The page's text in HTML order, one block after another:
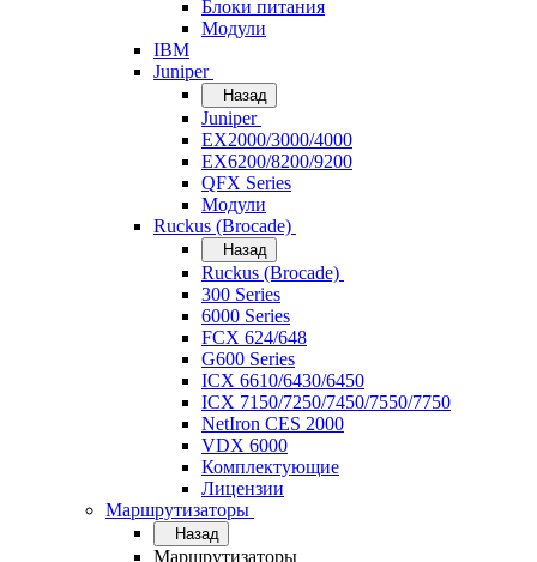
Блоки питания
Модули
IBM
Juniper
Назад
Juniper
EX2000/3000/4000
EX6200/8200/9200
QFX Series
Модули
Ruckus (Brocade)
Назад
Ruckus (Brocade)
300 Series
6000 Series
FCX 624/648
G600 Series
ICX 6610/6430/6450
ICX 7150/7250/7450/7550/7750
NetIron CES 2000
VDX 6000
Комплектующие
Лицензии
Маршрутизаторы
Назад
Маршрутизаторы